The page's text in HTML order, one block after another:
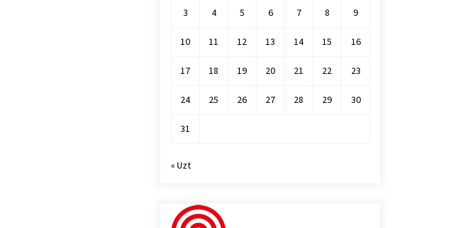
3 4 5 6 7 8 9
10 11 12 13 14 15 16
17 18 19 20 21 22 23
24 25 26 27 28 29 30
31
« Uzt